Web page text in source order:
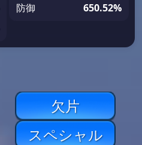
防御
650.52%
欠片
スペシャル